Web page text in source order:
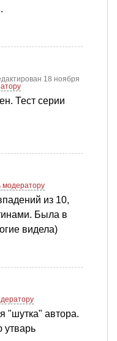
18 ноября
Тест серии
из 10,
Была в
видела)
"шутка" автора.
утварь